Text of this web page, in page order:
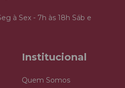
à Sex - 7h às 18h Sáb e
Institucional
Quem Somos